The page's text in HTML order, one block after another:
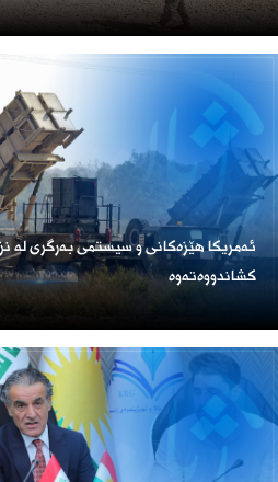
ئەمریكا هێزەكانی و سیستمی بەرگری لە
كشاندووەتەوە